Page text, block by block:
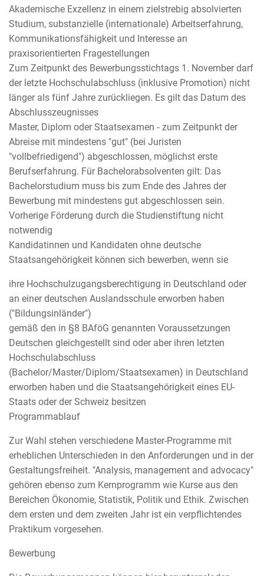
Akademische Exzellenz in einem zielstrebig absolvierten
Studium, substanzielle (internationale) Arbeitserfahrung,
Kommunikationsfähigkeit und Interesse an
praxisorientierten Fragestellungen
Zum Zeitpunkt des Bewerbungsstichtags 1. November darf
der letzte Hochschulabschluss (inklusive Promotion) nicht
länger als fünf Jahre zurückliegen. Es gilt das Datum des
Abschlusszeugnisses
Master, Diplom oder Staatsexamen ‑ zum Zeitpunkt der
Abreise mit mindestens "gut" (bei Juristen
"vollbefriedigend") abgeschlossen, möglichst erste
Berufserfahrung. Für Bachelorabsolventen gilt: Das
Bachelorstudium muss bis zum Ende des Jahres der
Bewerbung mit mindestens gut abgeschlossen sein.
Vorherige Förderung durch die Studienstiftung nicht
notwendig
Kandidatinnen und Kandidaten ohne deutsche
Staatsangehörigkeit können sich bewerben, wenn sie
ihre Hochschulzugangsberechtigung in Deutschland oder
an einer deutschen Auslandsschule erworben haben
("Bildungsinländer")
gemäß den in §8 BAföG genannten Voraussetzungen
Deutschen gleichgestellt sind oder aber ihren letzten
Hochschulabschluss
(Bachelor/Master/Diplom/Staatsexamen) in Deutschland
erworben haben und die Staatsangehörigkeit eines EU-
Staats oder der Schweiz besitzen
Programmablauf
Zur Wahl stehen verschiedene Master-Programme mit
erheblichen Unterschieden in den Anforderungen und in der
Gestaltungsfreiheit. "Analysis, management and advocacy"
gehören ebenso zum Kernprogramm wie Kurse aus den
Bereichen Ökonomie, Statistik, Politik und Ethik. Zwischen
dem ersten und dem zweiten Jahr ist ein verpflichtendes
Praktikum vorgesehen.
Bewerbung